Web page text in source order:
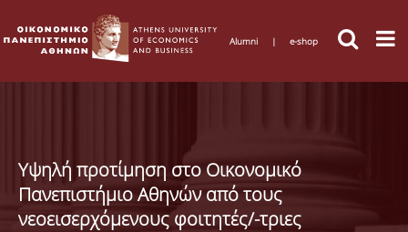
Alumni | e-shop
Υψηλή προτίμηση στο Οικονομικό
Πανεπιστήμιο Αθηνών από τους
νεοεισερχόμενους φοιτητές/-τριες